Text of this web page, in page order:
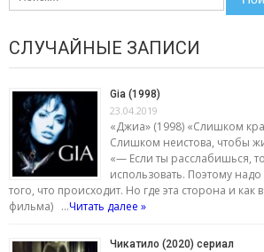
СЛУЧАЙНЫЕ ЗАПИСИ
Gia (1998)
23.04.2019
«Джиа» (1998) «Слишком
Слишком неистова, чтобы
«— Если ты расслабишься,
использовать. Поэтому надо
того, что происходит. Но где эта сторона и как
фильма) …Читать далее »
Чикатило (2020) сериал